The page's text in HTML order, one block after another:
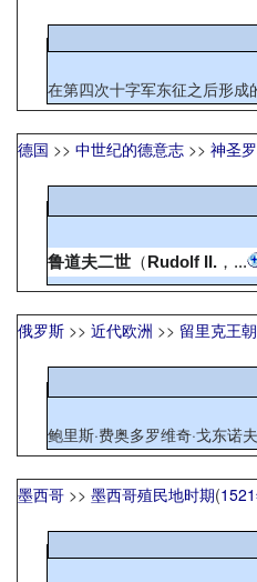
在第四次十字军东征之后形
德国 >> 中世纪的德意志 >> 神圣
鲁道夫二世 （Rudolf II. ，...
俄罗斯 >> 近代欧洲 >> 留里克王朝
墨西哥 >> 墨西哥殖民地时期(